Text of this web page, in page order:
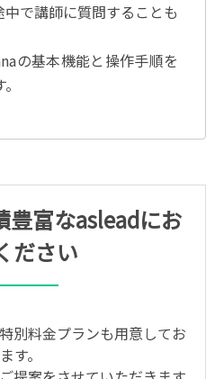
で講師に質問することも
の基本機能と操作手順を
豊富なasleadにお
ださい
別料金プランも用意してお
す。